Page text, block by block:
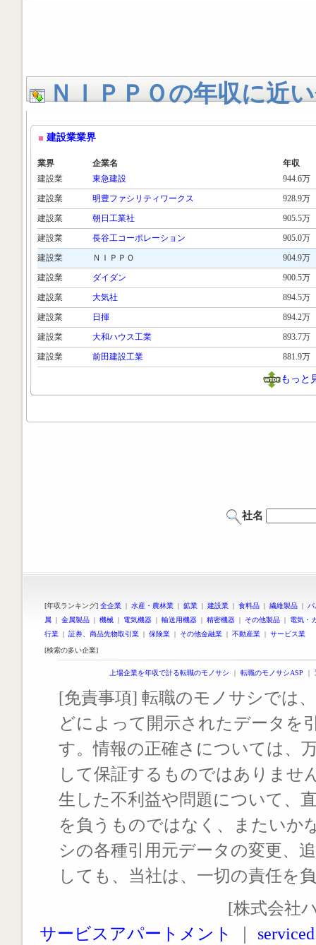
ＮＩＰＰＯの年収に近
建設業業界
業界 企業名
年収
建設業
東急建設
944.6万
建設業
明豊ファシリティワークス
928.9万
建設業
朝日工業社
905.5万
建設業
長谷工コーポレーション
905.0万
建設業
ＮＩＰＰＯ
904.9万
建設業
ダイダン
900.5万
建設業
大気社
894.5万
建設業
日揮
894.2万
建設業
大和ハウス工業
893.7万
建設業
前田建設工業 881.9万
もっと
社名
[年収ランキング] 全企業 | 水産・農林業 | 鉱業 | 建設業 | 食料品 | 繊維製品 |
属 | 金属製品 | 機械 | 電気機器 | 輸送用機器 | 精密機器 | その他製品 | 電気・
行業 | 証券、商品先物取引業 | 保険業 | その他金融業 | 不動産業 | サービス業
[検索の多い企業]
上場企業を年収で計る転職のモノサシ ｜ 転職のモノサシASP ｜
[免責事項] 転職のモノサシでは
どによって開示されたデータを
す。情報の正確さについては、
して保証するものではありませ
生した不利益や問題について、
を負うものではなく、またいか
シの各種引用元データの変更、
しても、当社は、一切の責任を
[株式会社
サービスアパートメント